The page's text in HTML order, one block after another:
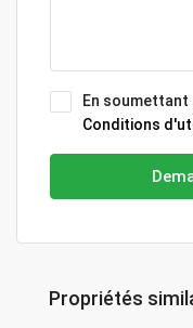
En
Conditions
Propriétés